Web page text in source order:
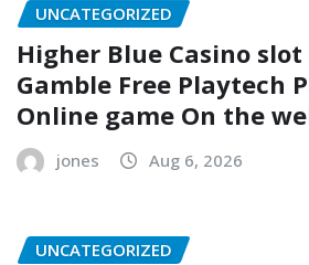
UNCATEGORIZED
Higher Blue Casino slot
Gamble Free Playtech
Online game On the
jones Aug 6, 2026
UNCATEGORIZED